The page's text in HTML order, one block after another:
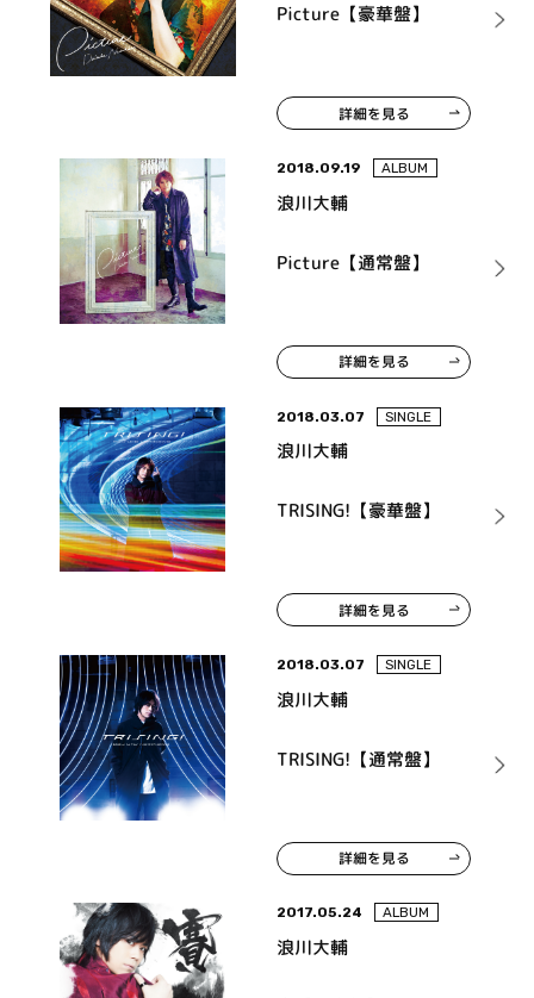
Picture【豪華盤】
詳細を見る
2018.09.19 ALBUM
浪川大輔
Picture【通常盤】
詳細を見る
2018.03.07 SINGLE
浪川大輔
TRISING!【豪華盤】
詳細を見る
2018.03.07 SINGLE
浪川大輔
TRISING!【通常盤】
詳細を見る
2017.05.24 ALBUM
浪川大輔